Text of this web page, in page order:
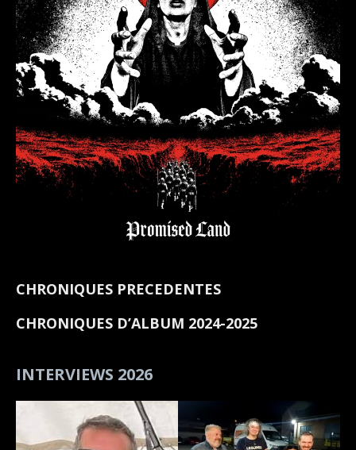
CHRONIQUES PRECEDENTES
CHRONIQUES D’ALBUM 2024-2025
INTERVIEWS 2026